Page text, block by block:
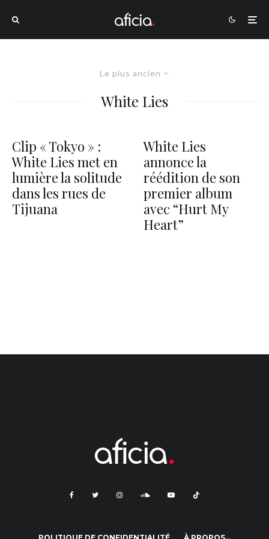
Le plus ancien
White Lies
Clip « Tokyo » :
White Lies met en
lumière la solitude
dans les rues de
Tijuana
White Lies
annonce la
réédition de son
premier album
avec “Hurt My
Heart”